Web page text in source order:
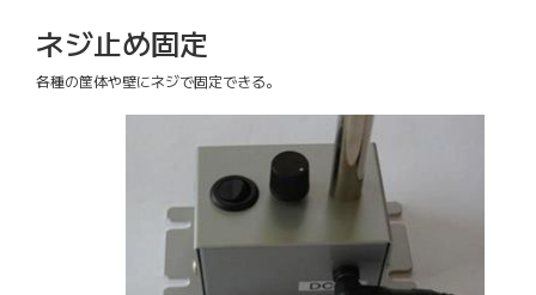
ネジ止め固定
各種の筐体や壁にネジで固定できる。